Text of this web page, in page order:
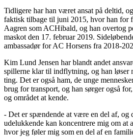
Tidligere har han været ansat på deltid,
faktisk tilbage til juni 2015, hvor han for
Aagren som ACHibald, og han overtog
maskot den 17. februar 2019.
ambassadør for AC Horsens fra 2018-
Kim Lund Jensen har blandt andet
spillerne klar til indflytning, og han løser
ting. Det er også ham, de unge
brug for transport, og han sørger også
og området at kende.
- Det er spændende at være en del af, og
udelukkende kan koncentrere mig om at
hvor jeg føler mig som en del af en